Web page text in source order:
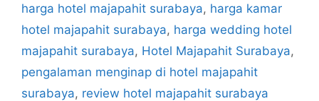
harga hotel majapahit surabaya, harga kamar
hotel majapahit surabaya, harga wedding hotel
majapahit surabaya, Hotel Majapahit Surabaya,
pengalaman menginap di hotel majapahit
surabaya, review hotel majapahit surabaya